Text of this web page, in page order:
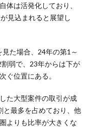
体は活発化しており、
見込まれると展望し
た場合、24年の第1～
弱で、23年からは下が
ぐ位置にある。
た大型案件の取引が成
と最多を占めており、他
よりも比率が大きくな